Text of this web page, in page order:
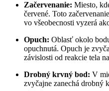
Začervenanie: Miesto,
červené. Toto
vo všeobecnosti vyzerá⁣
Opuch: Oblasť okolo
opuchnutá. Opuch je
závislosti od reakcie⁢ tela
Drobný krvný bod: ‌V
zvyčajne​ zanechá drobný